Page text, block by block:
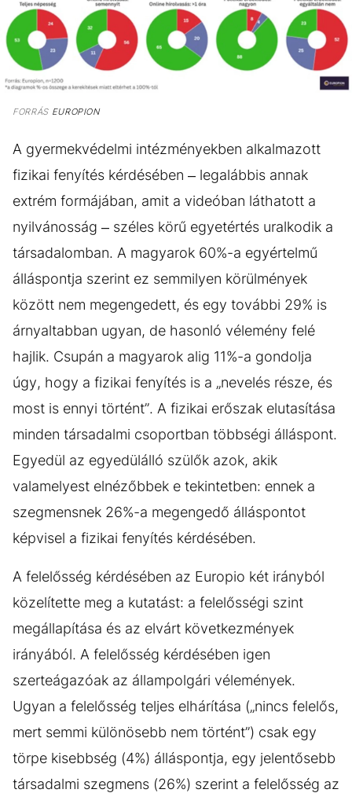
FORRÁSEUROPION
A gyermekvédelmi intézményekben alkalmazott
fizikai fenyítés kérdésében – legalábbis annak
extrém formájában, amit a videóban láthatott a
nyilvánosság – széles körű egyetértés uralkodik a
társadalomban. A magyarok 60%-a egyértelmű
álláspontja szerint ez semmilyen körülmények
között nem megengedett, és egy további 29% is
árnyaltabban ugyan, de hasonló vélemény felé
hajlik. Csupán a magyarok alig 11%-a gondolja
úgy, hogy a fizikai fenyítés is a „nevelés része, és
most is ennyi történt”. A fizikai erőszak elutasítása
minden társadalmi csoportban többségi álláspont.
Egyedül az egyedülálló szülők azok, akik
valamelyest elnézőbbek e tekintetben: ennek a
szegmensnek 26%-a megengedő álláspontot
képvisel a fizikai fenyítés kérdésében.
A felelősség kérdésében az Europio két irányból
közelítette meg a kutatást: a felelősségi szint
megállapítása és az elvárt következmények
irányából. A felelősség kérdésében igen
szerteágazóak az állampolgári vélemények.
Ugyan a felelősség teljes elhárítása („nincs felelős,
mert semmi különösebb nem történt”) csak egy
törpe kisebbség (4%) álláspontja, egy jelentősebb
társadalmi szegmens (26%) szerint a felelősség az